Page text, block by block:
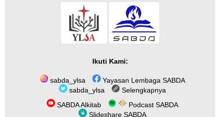
Ikuti Kami:
sabda_ylsa
Yayasan Lembaga SABDA
sabda_ylsa
Selengkapnya
SABDA Alkitab
Podcast SABDA
Slideshare SABDA